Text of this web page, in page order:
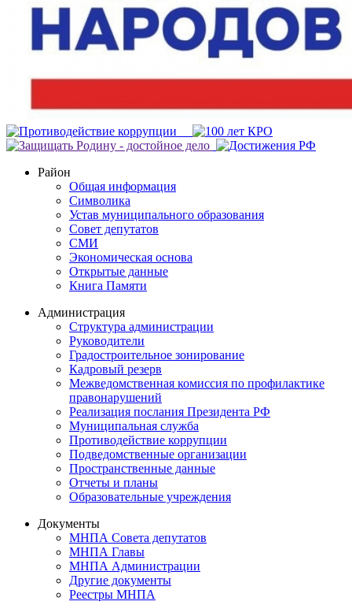
Район
Общая информация
Символика
Устав муниципального образования
Совет депутатов
СМИ
Экономическая основа
Открытые данные
Книга Памяти
Администрация
Структура администрации
Руководители
Градостроительное зонирование
Кадровый резерв
Межведомственная комиссия по профилактике
правонарушений
Реализация послания Президента РФ
Муниципальная служба
Противодействие коррупции
Подведомственные организации
Пространственные данные
Отчеты и планы
Образовательные учреждения
Документы
МНПА Совета депутатов
МНПА Главы
МНПА Администрации
Другие документы
Реестры МНПА